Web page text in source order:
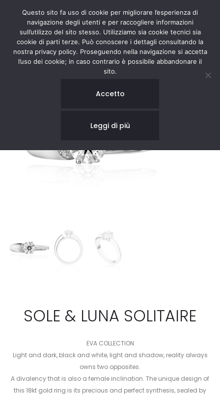
SOLE & LUNA SOLITAIRE
EVA COLLECTION
Light and dark, black and white, light and shadow, reality always
owns two opposites.
A divalency that is also a female inclination. The unique design of
this 18kt gold ring is its precious and perfect synthesis, sealed by
Questo sito fa uso di cookie per migliorare l’esperienza di
navigazione degli utenti e per raccogliere informazioni
sull’utilizzo del sito stesso. Utilizziamo sia cookie tecnici sia
cookie di parti terze. Può conoscere i dettagli consultando la
nostra privacy policy. Proseguendo nella navigazione si accetta
l’uso dei cookie; in caso contrario è possibile abbandonare il
sito.
Accetto
Leggi di più